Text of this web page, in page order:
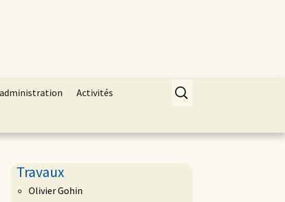
Activités Rechercher :
Travaux
Olivier Gohin